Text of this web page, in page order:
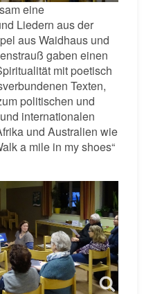
eine
Liedern aus der
aus Waidhaus und
gaben einen
mit poetisch
Texten,
politischen und
internationalen
und Australien wie
a mile in my shoes“